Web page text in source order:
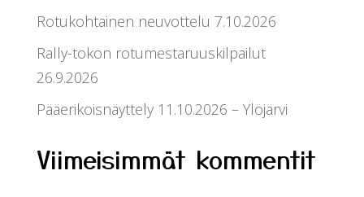
Rotukohtainen neuvottelu 7.10.2026
Rally-tokon rotumestaruuskilpailut
26.9.2026
Pääerikoisnäyttely 11.10.2026 – Ylöjärvi
Viimeisimmät kommentit